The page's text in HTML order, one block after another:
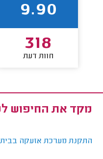
9.90
318
חוות דעת
מקד את החיפוש
התקנת מערכת אזעקה בבית